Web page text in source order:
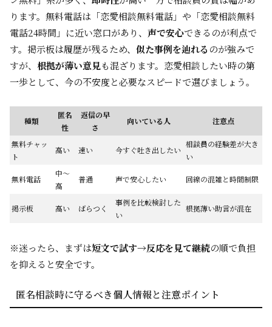
ります。無料電話は「恋愛相談無料電話」や「恋愛相談無料
電話24時間」に近い窓口があり、 声で安心できるのが利点で
す。掲示板は履歴が残るため、 似た事例を辿れる のが強みで
すが、 根拠が薄い意見も混ざります。恋愛相談したい時の第
一歩として、今の不安度と必要なスピードで選びましょう。
種類
匿名
性
返信の早
さ
向いている人 注意点
無料チャッ
ト
高い 速い 今すぐ吐き出したい
相談員の経験差が大き
い
無料電話
中〜
高
普通 声で安心したい 回線の混雑と時間制限
掲示板 高い ばらつく
事例を比較検討した
い
根拠薄い助言が混在
※迷ったら、まずは短文で試す→反応を見て継続の順で負担
を抑えると安全です。
匿名相談時に守るべき個人情報と注意ポイント